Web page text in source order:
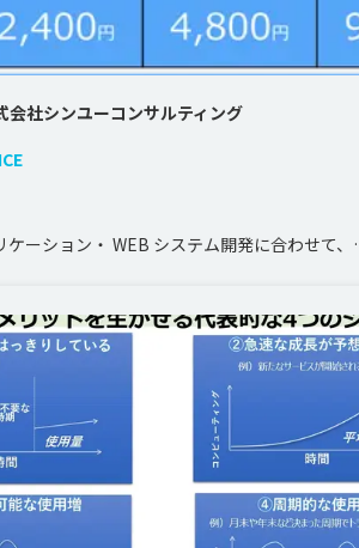
会社シンユーコンサルティング
ケーション・ WEB システム開発に合わせて、